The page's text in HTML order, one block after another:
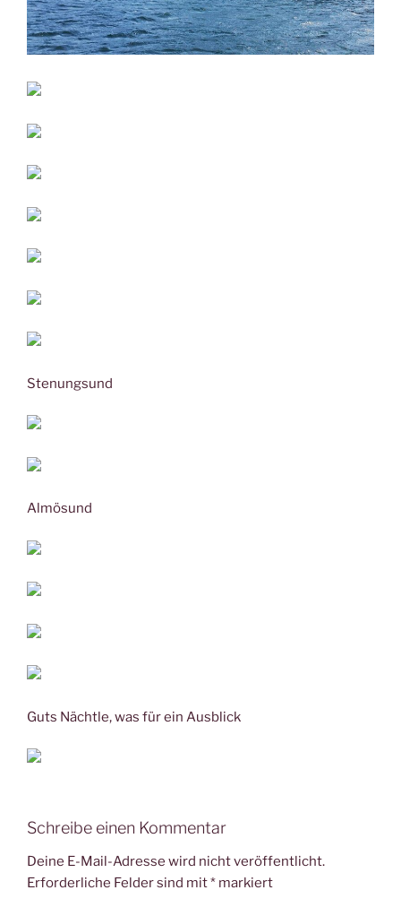
Stenungsund
Almösund
Guts Nächtle, was für ein Ausblick
Schreibe einen Kommentar
Deine E-Mail-Adresse wird nicht veröffentlicht.
Erforderliche Felder sind mit* markiert